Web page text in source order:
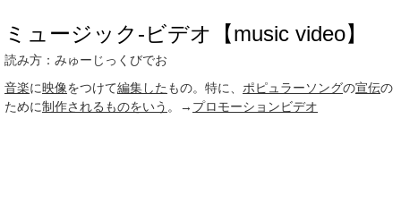
ミュージック‐ビデオ【music video】
読み方：みゅーじっくびでお
音楽に映像をつけて編集した もの。特に、 ポピュラーソングの宣伝の
ために制作される ものをいう 。→ プロモーションビデオ